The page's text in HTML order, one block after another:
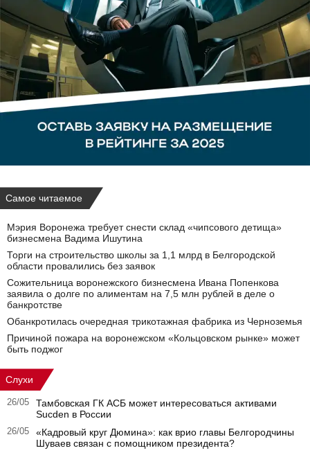
Самое читаемое
Мэрия Воронежа требует снести склад «чипсового детища»
бизнесмена Вадима Ишутина
Торги на строительство школы за 1,1 млрд в Белгородской
области провалились без заявок
Сожительница воронежского бизнесмена Ивана Попенкова
заявила о долге по алиментам на 7,5 млн рублей в деле о
банкротстве
Обанкротилась очередная трикотажная фабрика из Черноземья
Причиной пожара на воронежском «Кольцовском рынке» может
быть поджог
Слухи
26/05
Тамбовская ГК АСБ может интересоваться активами
Sucden в России
26/05
«Кадровый круг Дюмина»: как врио главы Белгородчины
Шуваев связан с помощником президента?